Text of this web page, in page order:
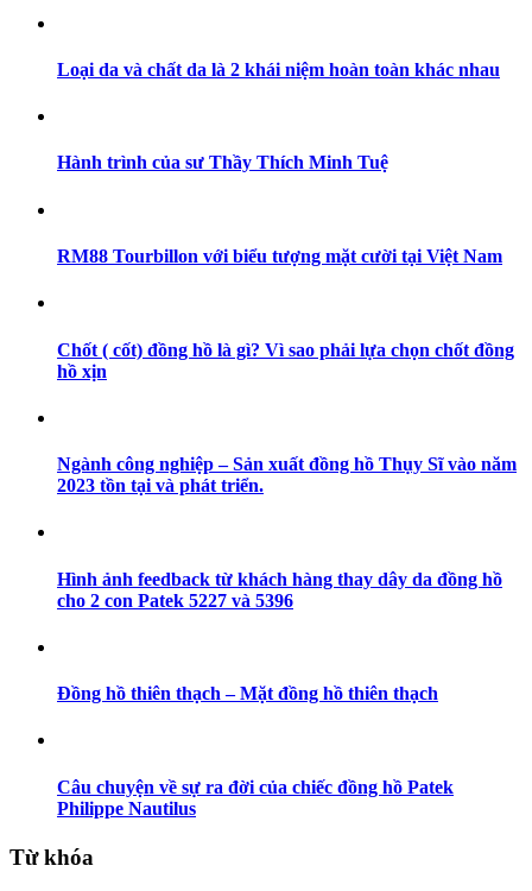
Loại da và chất da là 2 khái niệm hoàn toàn khác nhau
Hành trình của sư Thầy Thích Minh Tuệ
RM88 Tourbillon với biểu tượng mặt cười tại Việt Nam
Chốt ( cốt) đồng hồ là gì? Vì sao phải lựa chọn chốt đồng
hồ xịn
Ngành công nghiệp – Sản xuất đồng hồ Thụy Sĩ vào năm
2023 tồn tại và phát triển.
Hình ảnh feedback từ khách hàng thay dây da đồng hồ
cho 2 con Patek 5227 và 5396
Đồng hồ thiên thạch – Mặt đồng hồ thiên thạch
Câu chuyện về sự ra đời của chiếc đồng hồ Patek
Philippe Nautilus
Từ khóa